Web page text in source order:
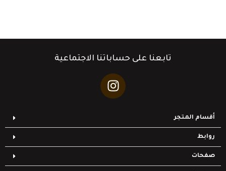
تابعنا على حساباتنا الاجتماعية
أقسام المتجر
روابط
صفحات